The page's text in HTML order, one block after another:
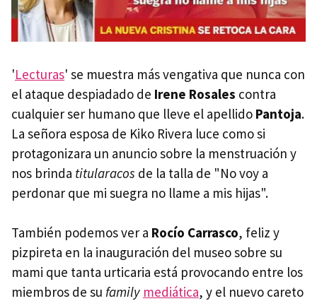
'Lecturas' se muestra más vengativa que nunca con
el ataque despiadado de Irene Rosales contra
cualquier ser humano que lleve el apellido Pantoja.
La señora esposa de Kiko Rivera luce como si
protagonizara un anuncio sobre la menstruación y
nos brinda titularacos de la talla de "No voy a
perdonar que mi suegra no llame a mis hijas".
También podemos ver a Rocío Carrasco, feliz y
pizpireta en la inauguración del museo sobre su
mami que tanta urticaria está provocando entre los
miembros de su family mediática, y el nuevo careto